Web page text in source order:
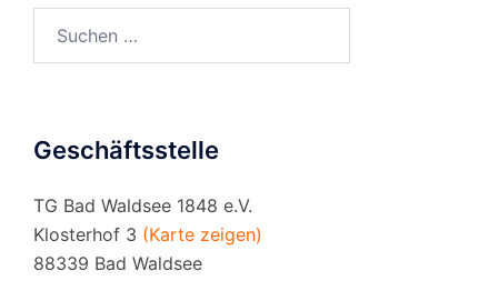
nach:
Geschäftsstelle
TG Bad Waldsee 1848 e.V.
Klosterhof 3 (Karte zeigen)
88339 Bad Waldsee